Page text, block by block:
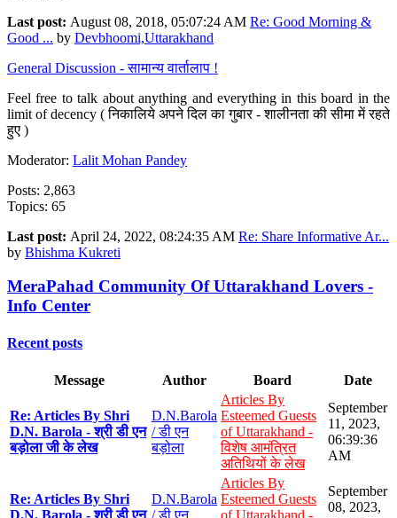
Last post: August 08, 2018, 05:07:24 AM Re: Good Morning &
Good ... by Devbhoomi,Uttarakhand
General Discussion - सामान्य वार्तालाप !
Feel free to talk about anything and everything in this board in the
limit of decency ( निकालिये अपने दिल का गुबार - शालीनता की सीमा में रहते
हुए )
Moderator: Lalit Mohan Pandey
Posts: 2,863
Topics: 65
Last post: April 24, 2022, 08:24:35 AM Re: Share Informative Ar...
by Bhishma Kukreti
MeraPahad Community Of Uttarakhand Lovers -
Info Center
Recent posts
Message Author Board Date
Re: Articles By Shri
D.N. Barola - श्री डी एन
बड़ोला जी के लेख
D.N.Barola
/ डी एन
बड़ोला
Articles By
Esteemed Guests
of Uttarakhand -
विशेष आमंत्रित
अतिथियों के लेख
September
11, 2023,
06:39:36
AM
Re: Articles By Shri
D.N. Barola - श्री डी एन
D.N.Barola
/ डी एन
Articles By
Esteemed Guests
of Uttarakhand -
September
08, 2023,